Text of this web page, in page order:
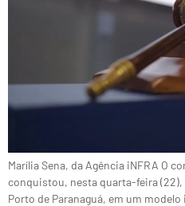
Marília Sena, da Agência iNFRA O
conquistou, nesta quarta-feira (22),
Porto de Paranaguá, em um